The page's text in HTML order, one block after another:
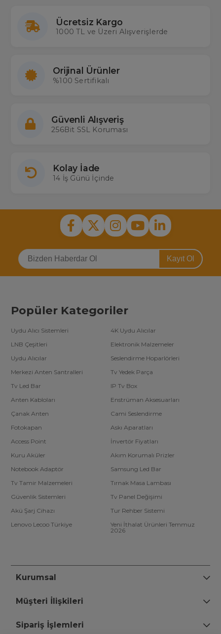
Ücretsiz Kargo
1000 TL ve Üzeri Alışverişlerde
Orijinal Ürünler
%100 Sertifikalı
Güvenli Alışveriş
256Bit SSL Koruması
Kolay İade
14 İş Günü İçinde
Kayıt Ol
Popüler Kategoriler
Uydu Alıcı Sistemleri
4K Uydu Alıcılar
LNB Çeşitleri
Elektronik Malzemeler
Uydu Alıcılar
Seslendirme Hoparlörleri
Merkezi Anten Santralleri
Tv Yedek Parça
Tv Led Bar
IP Tv Box
Anten Kabloları
Enstrüman Aksesuarları
Çanak Anten
Cami Seslendirme
Fotokapan
Askı Aparatları
Access Point
İnvertör Fiyatları
Kuru Aküler
Akım Korumalı Prizler
Notebook Adaptör
Samsung Led Bar
Tv Tamir Malzemeleri
Tırnak Masa Lambası
Güvenlik Sistemleri
Tv Panel Değişimi
Akü Şarj Cihazı
Tur Rehber Sistemi
Lenovo Lecoo Türkiye
Yeni İthalat Ürünleri Temmuz
2026
Kurumsal
Müşteri İlişkileri
Sipariş İşlemleri